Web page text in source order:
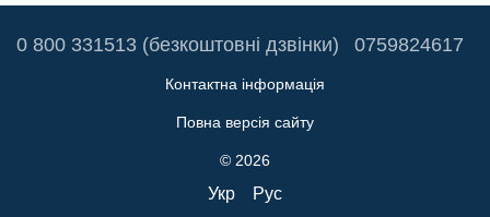
0 800 331513 (безкоштовні дзвінки) 0759824617
Контактна інформація
Повна версія сайту
© 2026
Укр Рус